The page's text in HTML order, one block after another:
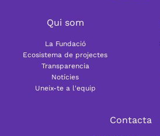
Qui som
La Fundació
Ecosistema de projectes
Transparencia
Notícies
Uneix-te a l'equip
Contacta